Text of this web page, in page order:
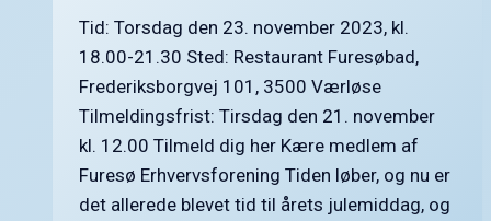
Tid: Torsdag den 23. november 2023, kl.
18.00-21.30 Sted: Restaurant Furesøbad,
Frederiksborgvej 101, 3500 Værløse
Tilmeldingsfrist: Tirsdag den 21. november
kl. 12.00 Tilmeld dig her Kære medlem af
Furesø Erhvervsforening Tiden løber, og nu er
det allerede blevet tid til årets julemiddag, og